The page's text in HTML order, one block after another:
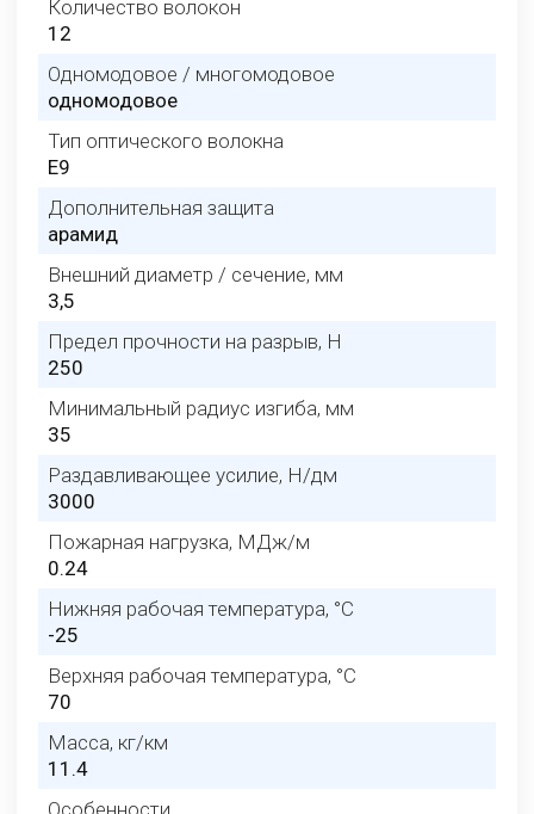
Количество волокон
12
Одномодовое / многомодовое
одномодовое
Тип оптического волокна
E9
Дополнительная защита
арамид
Внешний диаметр / сечение, мм
3,5
Предел прочности на разрыв, H
250
Минимальный радиус изгиба, мм
35
Раздавливающее усилие, Н/дм
3000
Пожарная нагрузка, МДж/м
0.24
Нижняя рабочая температура, °C
-25
Верхняя рабочая температура, °C
70
Масса, кг/км
11.4
Особенности